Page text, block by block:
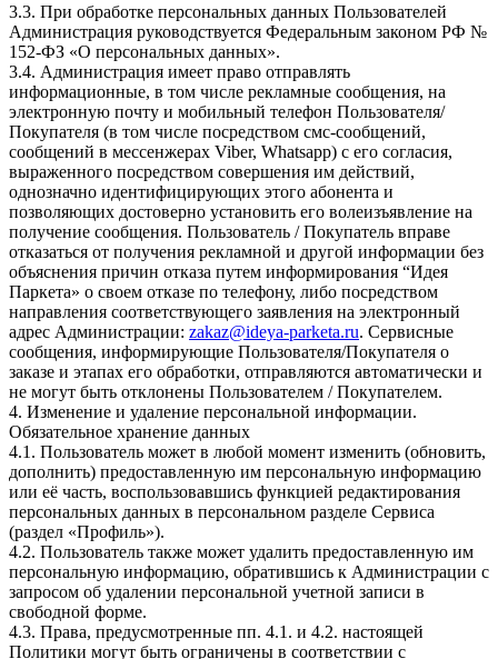
3.3. При обработке персональных данных Пользователей
Администрация руководствуется Федеральным законом РФ №
152-ФЗ «О персональных данных».
3.4. Администрация имеет право отправлять
информационные, в том числе рекламные сообщения, на
электронную почту и мобильный телефон Пользователя/
Покупателя (в том числе посредством смс-сообщений,
сообщений в мессенжерах Viber, Whatsapp) с его согласия,
выраженного посредством совершения им действий,
однозначно идентифицирующих этого абонента и
позволяющих достоверно установить его волеизъявление на
получение сообщения. Пользователь / Покупатель вправе
отказаться от получения рекламной и другой информации без
объяснения причин отказа путем информирования “Идея
Паркета» о своем отказе по телефону, либо посредством
направления соответствующего заявления на электронный
адрес Администрации: zakaz@ideya-parketa.ru. Сервисные
сообщения, информирующие Пользователя/Покупателя о
заказе и этапах его обработки, отправляются автоматически и
не могут быть отклонены Пользователем / Покупателем.
4. Изменение и удаление персональной информации.
Обязательное хранение данных
4.1. Пользователь может в любой момент изменить (обновить,
дополнить) предоставленную им персональную информацию
или её часть, воспользовавшись функцией редактирования
персональных данных в персональном разделе Сервиса
(раздел «Профиль»).
4.2. Пользователь также может удалить предоставленную им
персональную информацию, обратившись к Администрации с
запросом об удалении персональной учетной записи в
свободной форме.
4.3. Права, предусмотренные пп. 4.1. и 4.2. настоящей
Политики могут быть ограничены в соответствии с